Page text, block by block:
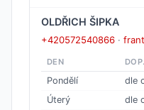
OLDŘICH ŠIPKA
+420572540866 ·
DEN DOP.
Pondělí
dle
Úterý
dle